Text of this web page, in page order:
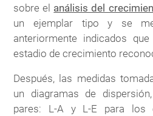
sobre el análisis del
un ejemplar tipo y se
anteriormente indicados
estadio de crecimiento
Después, las medidas
un diagramas de
pares: L-A y L-E para los